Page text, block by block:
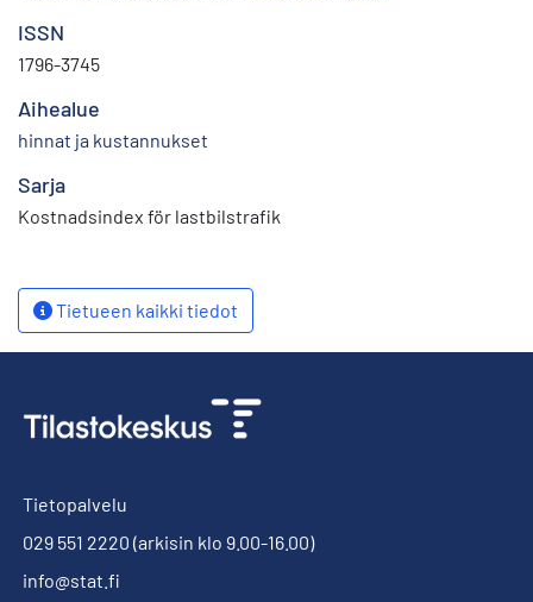
ISSN
1796-3745
Aihealue
hinnat ja kustannukset
Sarja
Kostnadsindex för lastbilstrafik
Tietueen kaikki tiedot
Tietopalvelu
029 551 2220 (arkisin klo 9.00-16.00)
info@stat.fi